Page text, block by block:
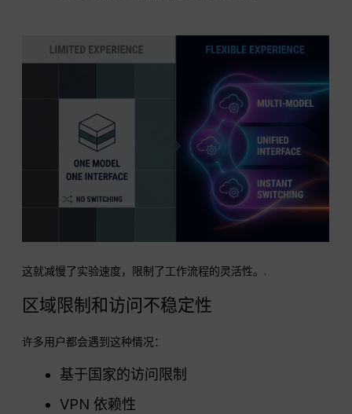
这就减慢了实验速度，限制了工作流程的灵活性。.
区域限制和访问不稳定性
许多用户都会遇到这种情况：
基于国家的访问限制
VPN 依赖性